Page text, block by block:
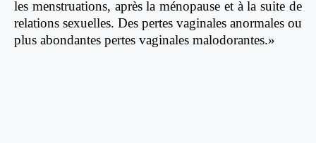
les menstruations, après la ménopause et à la suite de
relations sexuelles. Des pertes vaginales anormales ou
plus abondantes pertes vaginales malodorantes.»